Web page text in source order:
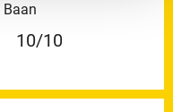
10/10